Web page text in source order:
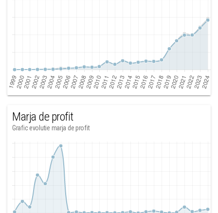
Marja de profit
Grafic evolutie marja de profit